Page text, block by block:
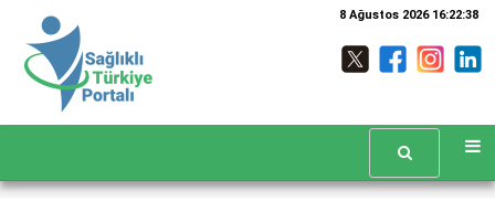
8 Ağustos 2026 16:22:38